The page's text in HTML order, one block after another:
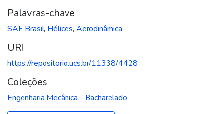
Palavras-chave
SAE Brasil, Hélices, Aerodinâmica
URI
https://repositorio.ucs.br/11338/4428
Coleções
Engenharia Mecânica - Bacharelado